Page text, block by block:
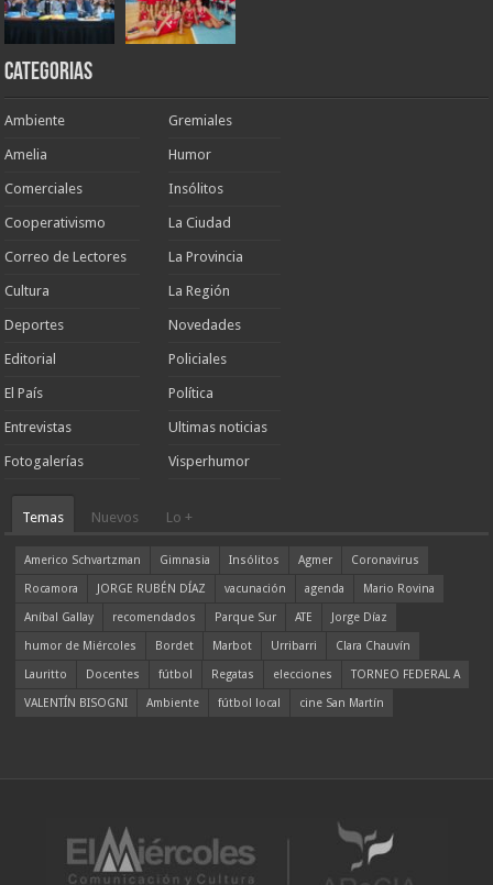
Categorias
Ambiente
Amelia
Comerciales
Cooperativismo
Correo de Lectores
Cultura
Deportes
Editorial
El País
Entrevistas
Fotogalerías
Gremiales
Humor
Insólitos
La Ciudad
La Provincia
La Región
Novedades
Policiales
Política
Ultimas noticias
Visperhumor
Temas Nuevos Lo +
Americo Schvartzman Gimnasia Insólitos Agmer
Coronavirus
Rocamora
JORGE RUBÉN DÍAZ vacunación agenda
Mario Rovina
Aníbal Gallay
recomendados Parque Sur ATE
Jorge Díaz
humor de Miércoles
Bordet Marbot Urribarri
Clara Chauvín
Lauritto
Docentes fútbol Regatas elecciones
TORNEO FEDERAL A
VALENTÍN BISOGNI
Ambiente fútbol local cine San Martín